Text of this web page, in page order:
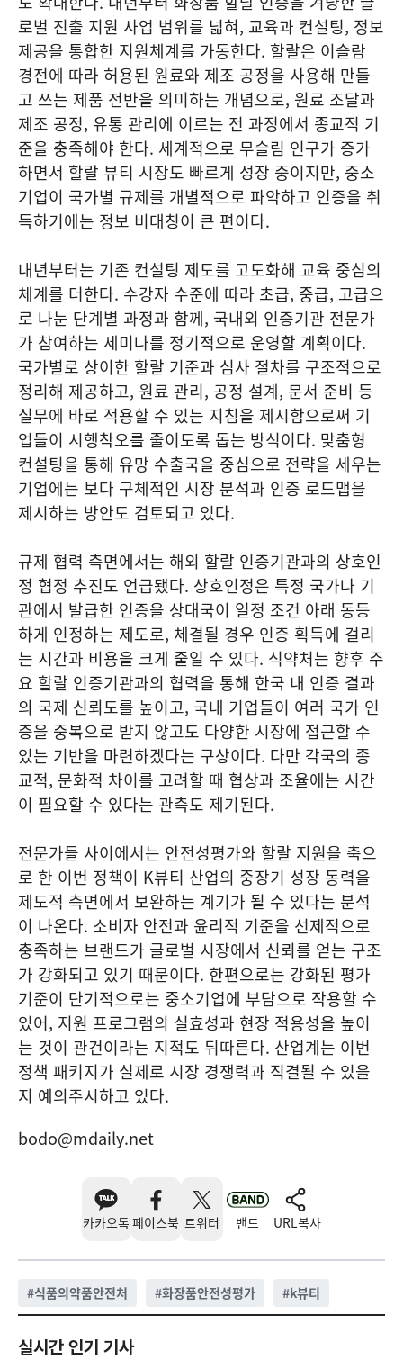
로벌 진출 지원 사업 범위를 넓혀, 교육과 컨설팅, 정보
제공을 통합한 지원체계를 가동한다. 할랄은 이슬람
경전에 따라 허용된 원료와 제조 공정을 사용해 만들
고 쓰는 제품 전반을 의미하는 개념으로, 원료 조달과
제조 공정, 유통 관리에 이르는 전 과정에서 종교적 기
준을 충족해야 한다. 세계적으로 무슬림 인구가 증가
하면서 할랄 뷰티 시장도 빠르게 성장 중이지만, 중소
기업이 국가별 규제를 개별적으로 파악하고 인증을 취
득하기에는 정보 비대칭이 큰 편이다.
내년부터는 기존 컨설팅 제도를 고도화해 교육 중심의
체계를 더한다. 수강자 수준에 따라 초급, 중급, 고급으
로 나눈 단계별 과정과 함께, 국내외 인증기관 전문가
가 참여하는 세미나를 정기적으로 운영할 계획이다.
국가별로 상이한 할랄 기준과 심사 절차를 구조적으로
정리해 제공하고, 원료 관리, 공정 설계, 문서 준비 등
실무에 바로 적용할 수 있는 지침을 제시함으로써 기
업들이 시행착오를 줄이도록 돕는 방식이다. 맞춤형
컨설팅을 통해 유망 수출국을 중심으로 전략을 세우는
기업에는 보다 구체적인 시장 분석과 인증 로드맵을
제시하는 방안도 검토되고 있다.
규제 협력 측면에서는 해외 할랄 인증기관과의 상호인
정 협정 추진도 언급됐다. 상호인정은 특정 국가나 기
관에서 발급한 인증을 상대국이 일정 조건 아래 동등
하게 인정하는 제도로, 체결될 경우 인증 획득에 걸리
는 시간과 비용을 크게 줄일 수 있다. 식약처는 향후 주
요 할랄 인증기관과의 협력을 통해 한국 내 인증 결과
의 국제 신뢰도를 높이고, 국내 기업들이 여러 국가 인
증을 중복으로 받지 않고도 다양한 시장에 접근할 수
있는 기반을 마련하겠다는 구상이다. 다만 각국의 종
교적, 문화적 차이를 고려할 때 협상과 조율에는 시간
이 필요할 수 있다는 관측도 제기된다.
전문가들 사이에서는 안전성평가와 할랄 지원을 축으
로 한 이번 정책이 K뷰티 산업의 중장기 성장 동력을
제도적 측면에서 보완하는 계기가 될 수 있다는 분석
이 나온다. 소비자 안전과 윤리적 기준을 선제적으로
충족하는 브랜드가 글로벌 시장에서 신뢰를 얻는 구조
가 강화되고 있기 때문이다. 한편으로는 강화된 평가
기준이 단기적으로는 중소기업에 부담으로 작용할 수
있어, 지원 프로그램의 실효성과 현장 적용성을 높이
는 것이 관건이라는 지적도 뒤따른다. 산업계는 이번
정책 패키지가 실제로 시장 경쟁력과 직결될 수 있을
지 예의주시하고 있다.
bodo@mdaily.net
카카오톡 페이스북 트위터 밴드 URL복사
#식품의약품안전처 #화장품안전성평가 #k뷰티
실시간 인기 기사